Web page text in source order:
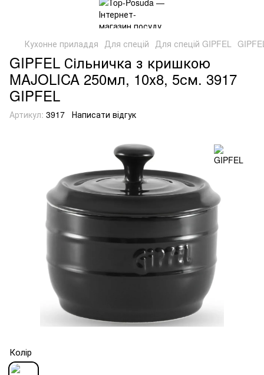
Кухонне приладдя Для спецій Для спецій GIPFEL
GIPFEL Сільничка з кришкою
MAJOLICA 250мл, 10х8, 5см. 3917
GIPFEL
Артикул: 3917 Написати відгук
Колір